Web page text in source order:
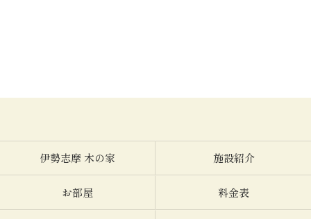
伊勢志摩 木の家 施設紹介
お部屋 料金表